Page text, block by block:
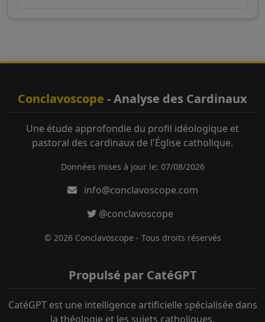
Conclavoscope - Analyse des Cardinaux
Une étude approfondie du profil idéologique et
pastoral des cardinaux de l'Église catholique.
Données mises à jour le: 07/08/2026
info@conclavoscope.com
@conclavoscope
© 2026 Conclavoscope - Tous droits réservés
Propulsé par CatéGPT
CatéGPT est une intelligence artificielle spécialisée dans
la théologie et les sujets catholiques.